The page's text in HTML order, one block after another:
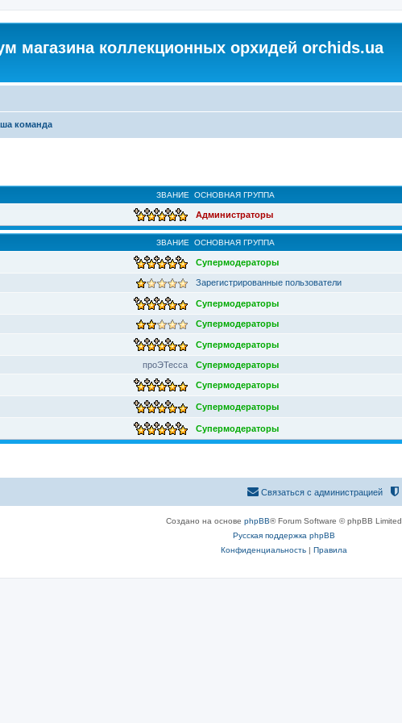
магазина коллекционных орхидей orchids.ua
команда
ЗВАНИЕ ОСНОВНАЯ ГРУППА
Администраторы
ЗВАНИЕ ОСНОВНАЯ ГРУППА
Супермодераторы
Зарегистрированные пользователи
Супермодераторы
Супермодераторы
Супермодераторы
проЭТесса Супермодераторы
Супермодераторы
Супермодераторы
Супермодераторы
Связаться с администрацией
Создано на основе phpBB® Forum Software © phpBB Limited
Русская поддержка phpBB
Конфиденциальность| Правила